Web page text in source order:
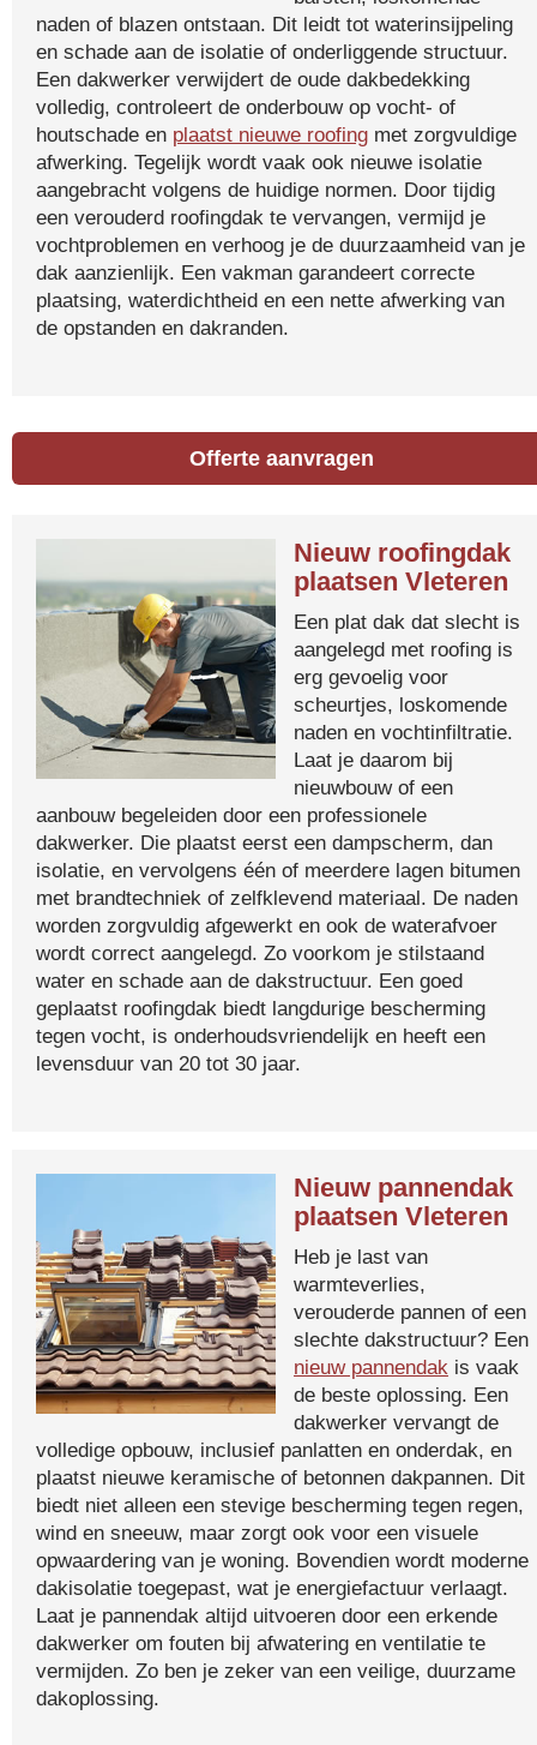
naden of blazen ontstaan. Dit leidt tot waterinsijpeling
en schade aan de isolatie of onderliggende structuur.
Een dakwerker verwijdert de oude dakbedekking
volledig, controleert de onderbouw op vocht- of
houtschade en plaatst nieuwe roofing met zorgvuldige
afwerking. Tegelijk wordt vaak ook nieuwe isolatie
aangebracht volgens de huidige normen. Door tijdig
een verouderd roofingdak te vervangen, vermijd je
vochtproblemen en verhoog je de duurzaamheid van je
dak aanzienlijk. Een vakman garandeert correcte
plaatsing, waterdichtheid en een nette afwerking van
de opstanden en dakranden.
Offerte aanvragen
Nieuw roofingdak
plaatsen Vleteren
Een plat dak dat slecht is
aangelegd met roofing is
erg gevoelig voor
scheurtjes, loskomende
naden en vochtinfiltratie.
Laat je daarom bij
nieuwbouw of een
aanbouw begeleiden door een professionele
dakwerker. Die plaatst eerst een dampscherm, dan
isolatie, en vervolgens één of meerdere lagen bitumen
met brandtechniek of zelfklevend materiaal. De naden
worden zorgvuldig afgewerkt en ook de waterafvoer
wordt correct aangelegd. Zo voorkom je stilstaand
water en schade aan de dakstructuur. Een goed
geplaatst roofingdak biedt langdurige bescherming
tegen vocht, is onderhoudsvriendelijk en heeft een
levensduur van 20 tot 30 jaar.
Nieuw pannendak
plaatsen Vleteren
Heb je last van
warmteverlies,
verouderde pannen of een
slechte dakstructuur? Een
nieuw pannendak is vaak
de beste oplossing. Een
dakwerker vervangt de
volledige opbouw, inclusief panlatten en onderdak, en
plaatst nieuwe keramische of betonnen dakpannen. Dit
biedt niet alleen een stevige bescherming tegen regen,
wind en sneeuw, maar zorgt ook voor een visuele
opwaardering van je woning. Bovendien wordt moderne
dakisolatie toegepast, wat je energiefactuur verlaagt.
Laat je pannendak altijd uitvoeren door een erkende
dakwerker om fouten bij afwatering en ventilatie te
vermijden. Zo ben je zeker van een veilige, duurzame
dakoplossing.